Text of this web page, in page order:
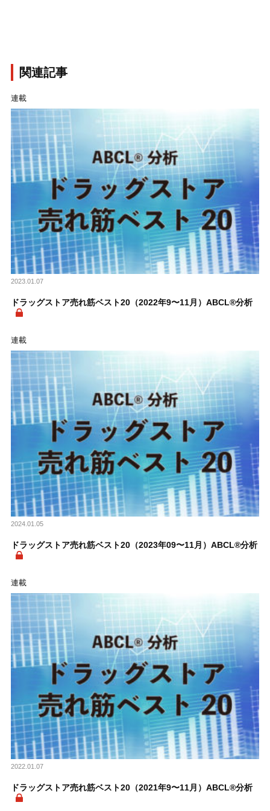
関連記事
連載
2023.01.07
ドラッグストア売れ筋ベスト20（2022年9〜11月）ABCL®分析
連載
2024.01.05
ドラッグストア売れ筋ベスト20（2023年09〜11月）ABCL®分析
連載
2022.01.07
ドラッグストア売れ筋ベスト20（2021年9〜11月）ABCL®分析